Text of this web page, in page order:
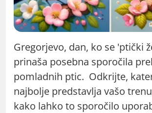
Gregorjevo, dan, ko se 'ptički
prinaša posebna sporočila
pomladnih ptic. Odkrijte,
najbolje predstavlja vašo
kako lahko to sporočilo